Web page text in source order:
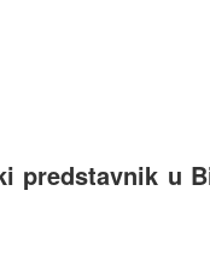
predstavnik u